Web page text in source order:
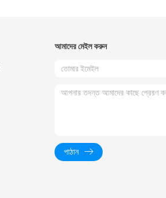
আমাদের মেইল ​​করুন
পাঠান